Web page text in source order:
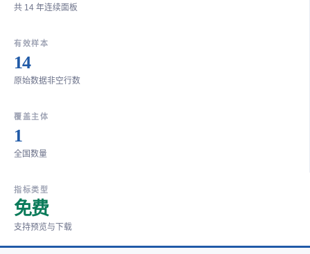
共 14 年连续面板
有效样本
14
原始数据非空行数
覆盖主体
1
全国数量
指标类型
免费
支持预览与下载